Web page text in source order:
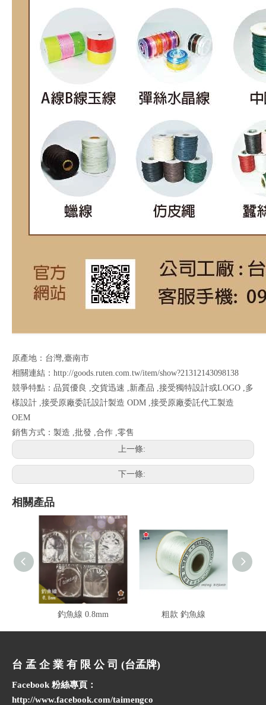
原產地：台灣,臺南市
相關連結：http://goods.ruten.com.tw/item/show?21312143098138
競爭特點：品質優良 ,交貨迅速 ,新產品 ,接受獨特設計或LOGO ,多
樣設計 ,接受原廠委託設計製造 ODM ,接受原廠委託代工製造
OEM
銷售方式：製造 ,批發 ,合作 ,零售
上一條:
下一條:
相關產品
釣魚線 0.8mm 粗款 釣魚線
台 孟 企 業 有 限 公 司 (台孟牌)
Facebook 粉絲專頁：
http://www.facebook.com/taimengco